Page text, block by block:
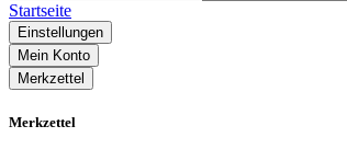
Startseite
Einstellungen
Mein Konto
Merkzettel
Merkzettel